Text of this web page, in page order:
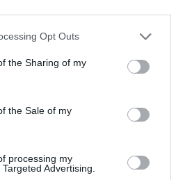
Opt Outs
the Sharing of my
the Sale of my
processing my
Advertising.
es establecer criterios de
tarea que se realizará a
mediante revisiones sistemáticas
los principales grupos
el Comité de Provisió i
Farmacològics d’Alta
el objetivo de elaborar